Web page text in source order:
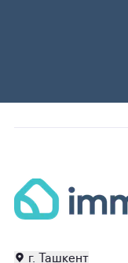
г. Ташкент